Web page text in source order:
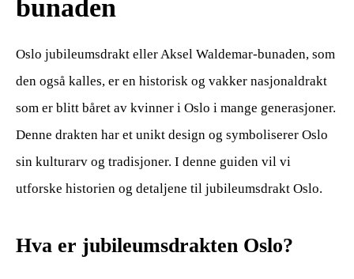
bunaden
Oslo jubileumsdrakt eller Aksel Waldemar-bunaden, som
den også kalles, er en historisk og vakker nasjonaldrakt
som er blitt båret av kvinner i Oslo i mange generasjoner.
Denne drakten har et unikt design og symboliserer Oslo
sin kulturarv og tradisjoner. I denne guiden vil vi
utforske historien og detaljene til jubileumsdrakt Oslo.
Hva er jubileumsdrakten Oslo?